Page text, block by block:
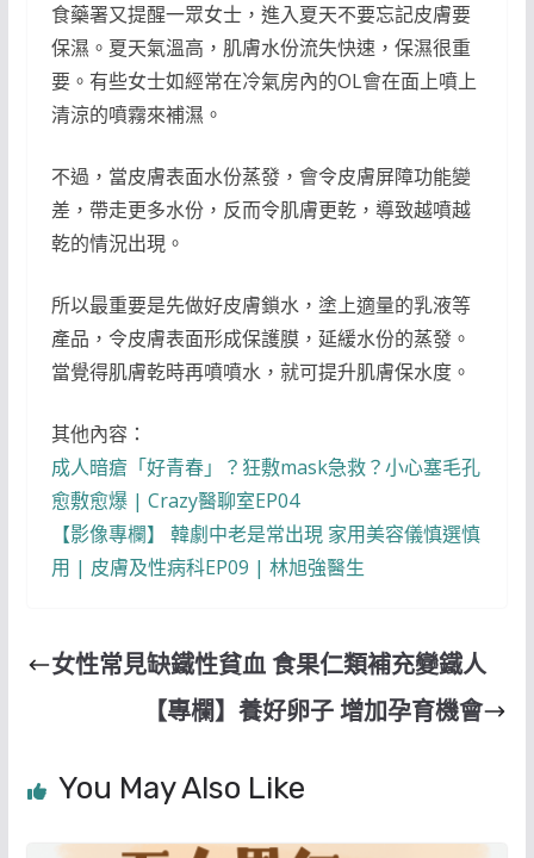
食藥署又提醒一眾女士，進入夏天不要忘記皮膚要
保濕。夏天氣溫高，肌膚水份流失快速，保濕很重
要。有些女士如經常在冷氣房內的OL會在面上噴上
清涼的噴霧來補濕。
不過，當皮膚表面水份蒸發，會令皮膚屏障功能變
差，帶走更多水份，反而令肌膚更乾，導致越噴越
乾的情況出現。
所以最重要是先做好皮膚鎖水，塗上適量的乳液等
產品，令皮膚表面形成保護膜，延緩水份的蒸發。
當覺得肌膚乾時再噴噴水，就可提升肌膚保水度。
其他內容：
成人暗瘡「好青春」？狂敷mask急救？小心塞毛孔
愈敷愈爆 | Crazy醫聊室EP04
【影像專欄】 韓劇中老是常出現 家用美容儀慎選慎
用 | 皮膚及性病科EP09 | 林旭強醫生
女性常見缺鐵性貧血 食果仁類補充變鐵人
【專欄】養好卵子 增加孕育機會
You May Also Like